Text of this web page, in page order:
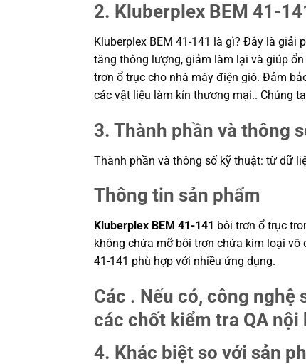
2. Kluberplex BEM 41-
Kluberplex BEM 41-141 là gì? Đây là giải
tăng thông lượng, giảm làm lại và giúp
trơn ổ trục cho nhà máy điện gió. Đảm
các vật liệu làm kín thương mại.. Chúng
3. Thành phần và thông
Thành phần và thông số kỹ thuật: từ dữ
Thông tin sản phẩm
Kluberplex BEM 41-141 bôi trơn ổ trục
không chứa mỡ bôi trơn chứa kim loại vô
41-141 phù hợp với nhiều ứng dụng.
Các . Nếu có, công
các chốt kiểm tra QA
4. Khác biệt so với sản